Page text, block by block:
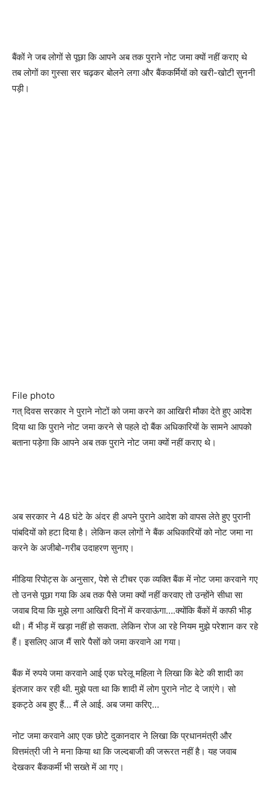
बैंकों ने जब लोगों से पूछा कि आपने अब तक पुराने नोट जमा क्यों नहीं कराए थे
तब लोगों का गुस्सा सर चढ़कर बोलने लगा और बैंककर्मियों को खरी-खोटी सुननी
पड़ी।
File photo
गत् दिवस सरकार ने पुराने नोटों को जमा करने का आखिरी मौका देते हुए आदेश
दिया था कि पुराने नोट जमा करने से पहले दो बैंक अधिकारियों के सामने आपको
बताना पड़ेगा कि आपने अब तक पुराने नोट जमा क्यों नहीं कराए थे।
अब सरकार ने 48 घंटे के अंदर ही अपने पुराने आदेश को वापस लेते हुए पुरानी
पांबदियों को हटा दिया है। लेकिन कल लोगों ने बैंक अधिकारियों को नोट जमा ना
करने के अजीबो-गरीब उदाहरण सुनाए।
मीडिया रिपोट्स के अनुसार, पेशे से टीचर एक व्यक्ति बैंक में नोट जमा करवाने गए
तो उनसे पूछा गया कि अब तक पैसे जमा क्यों नहीं करवाए तो उन्होंने सीधा सा
जवाब दिया कि मुझे लगा आखिरी दिनों में करवाऊंगा….क्योंकि बैंकों में काफी भीड़
थी। मैं भीड़ में खड़ा नहीं हो सकता. लेकिन रोज आ रहे नियम मुझे परेशान कर रहे
हैं। इसलिए आज मैं सारे पैसों को जमा करवाने आ गया।
बैंक में रुपये जमा करवाने आई एक घरेलू महिला ने लिखा कि बेटे की शादी का
इंतजार कर रही थी. मुझे पता था कि शादी में लोग पुराने नोट दे जाएंगे। सो
इकट्ठे अब हुए हैं… मैं ले आई. अब जमा करिए…
नोट जमा करवाने आए एक छोटे दुकानदार ने लिखा कि प्रधानमंत्री और
वित्तमंत्री जी ने मना किया था कि जल्दबाजी की जरूरत नहीं है। यह जवाब
देखकर बैंककर्मी भी सख्ते में आ गए।